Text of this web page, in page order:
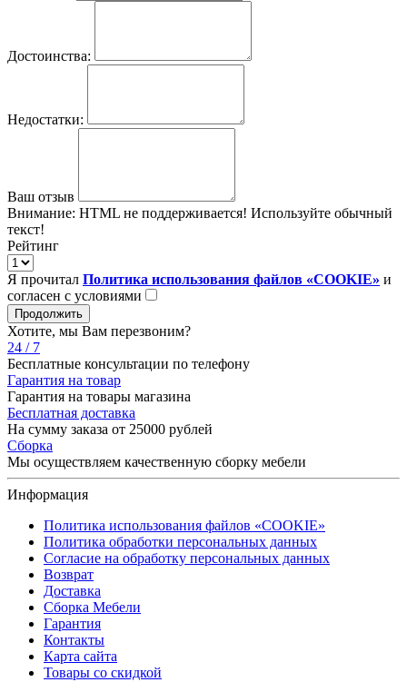
Достоинства:
Недостатки:
Ваш отзыв
Внимание: HTML не поддерживается! Используйте обычный
текст!
Рейтинг
Я прочитал Политика использования файлов «COOKIE» и
согласен с условиями
Продолжить
Хотите, мы Вам перезвоним?
24 / 7
Бесплатные консультации по телефону
Гарантия на товар
Гарантия на товары магазина
Бесплатная доставка
На сумму заказа от 25000 рублей
Сборка
Мы осуществляем качественную сборку мебели
Информация
Политика использования файлов «COOKIE»
Политика обработки персональных данных
Согласие на обработку персональных данных
Возврат
Доставка
Сборка Мебели
Гарантия
Контакты
Карта сайта
Товары со скидкой